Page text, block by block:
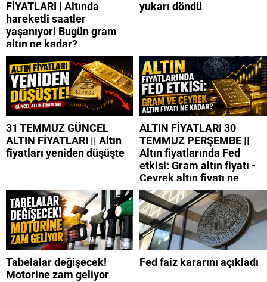
FİYATLARI | Altında
hareketli saatler
yaşanıyor! Bugün gram
altın ne kadar?
yukarı döndü
31 TEMMUZ GÜNCEL
ALTIN FİYATLARI || Altın
fiyatları yeniden düşüşte
ALTIN FİYATLARI 30
TEMMUZ PERŞEMBE ||
Altın fiyatlarında Fed
etkisi: Gram altın fiyatı -
Çeyrek altın fiyatı ne
kadar?
Tabelalar değişecek!
Motorine zam geliyor
Fed faiz kararını açıkladı